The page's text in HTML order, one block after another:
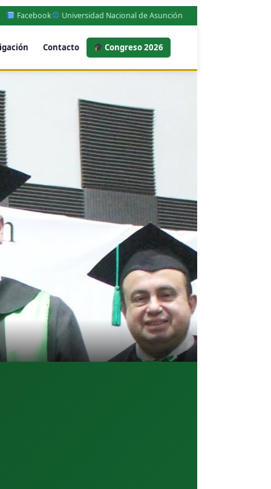
Facebook Universidad Nacional de Asunción
Contacto Congreso 2026